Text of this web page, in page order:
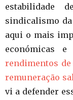
estabilidade
sindicalismo da
aqui o mais
económicas
rendimentos
remuneração
vi a defender